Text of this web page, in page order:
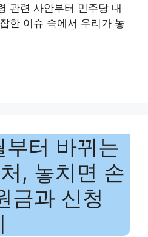
관련 사안부터 민주당 내
한 이슈 속에서 우리가 놓
터 바뀌는
, 놓치면 손
금과 신청